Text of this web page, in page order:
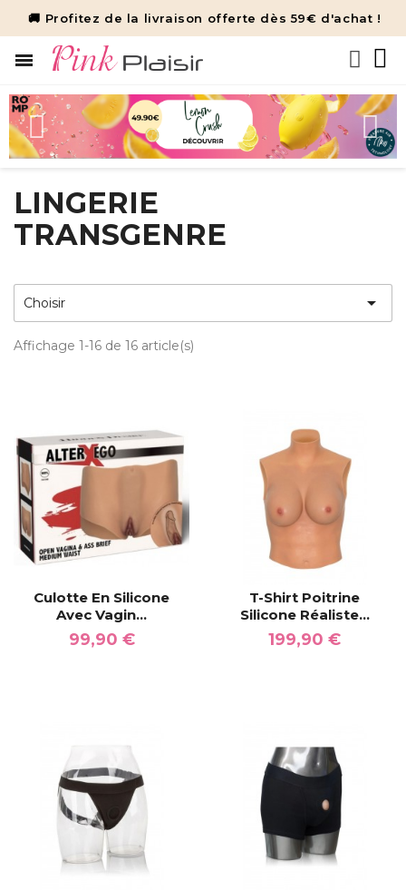
🚚 Profitez de la livraison offerte dès 59€ d'achat !
LINGERIE
TRANSGENRE
Choisir 
Affichage 1-16 de 16 article(s)
Culotte En Silicone
Avec Vagin...
99,90 €
T-Shirt Poitrine
Silicone Réaliste...
199,90 €